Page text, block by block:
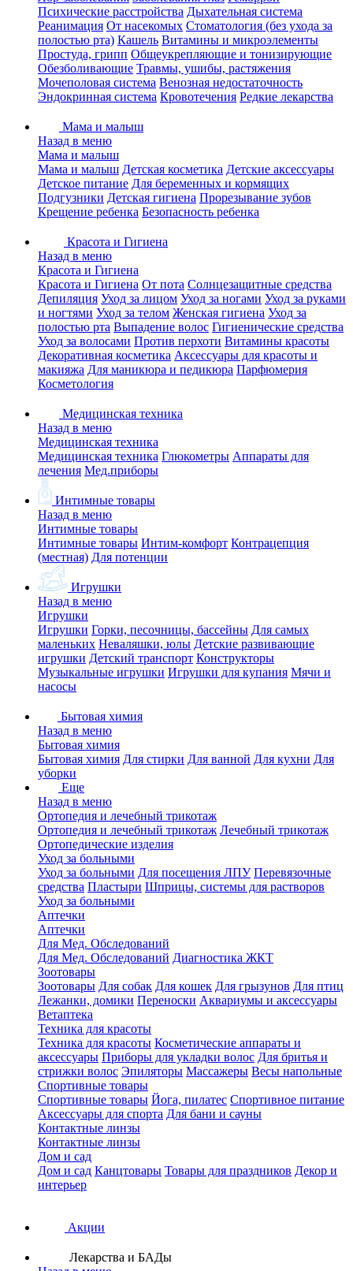
Психические расстройства Дыхательная система
Реанимация От насекомых Стоматология (без ухода за
полостью рта) Кашель Витамины и микроэлементы
Простуда, грипп Общеукрепляющие и тонизирующие
Обезболивающие Травмы, ушибы, растяжения
Мочеполовая система Венозная недостаточность
Эндокринная система Кровотечения Редкие лекарства
Мама и малыш
Назад в меню
Мама и малыш
Мама и малыш Детская косметика Детские аксессуары
Детское питание Для беременных и кормящих
Подгузники Детская гигиена Прорезывание зубов
Крещение ребенка Безопасность ребенка
Красота и Гигиена
Назад в меню
Красота и Гигиена
Красота и Гигиена От пота Солнцезащитные средства
Депиляция Уход за лицом Уход за ногами Уход за руками
и ногтями Уход за телом Женская гигиена Уход за
полостью рта Выпадение волос Гигиенические средства
Уход за волосами Против перхоти Витамины красоты
Декоративная косметика Аксессуары для красоты и
макияжа Для маникюра и педикюра Парфюмерия
Косметология
Медицинская техника
Назад в меню
Медицинская техника
Медицинская техника Глюкометры Аппараты для
лечения Мед.приборы
Интимные товары
Назад в меню
Интимные товары
Интимные товары Интим-комфорт Контрацепция
(местная) Для потенции
Игрушки
Назад в меню
Игрушки
Игрушки Горки, песочницы, бассейны Для самых
маленьких Неваляшки, юлы Детские развивающие
игрушки Детский транспорт Конструкторы
Музыкальные игрушки Игрушки для купания Мячи и
насосы
Бытовая химия
Назад в меню
Бытовая химия
Бытовая химия Для стирки Для ванной Для кухни Для
уборки
Еще
Назад в меню
Ортопедия и лечебный трикотаж
Ортопедия и лечебный трикотаж Лечебный трикотаж
Ортопедические изделия
Уход за больными
Уход за больными Для посещения ЛПУ Перевязочные
средства Пластыри Шприцы, системы для растворов
Уход за больными
Аптечки
Аптечки
Для Мед. Обследований
Для Мед. Обследований Диагностика ЖКТ
Зоотовары
Зоотовары Для собак Для кошек Для грызунов Для птиц
Лежанки, домики Переноски Аквариумы и аксессуары
Ветаптека
Техника для красоты
Техника для красоты Косметические аппараты и
аксессуары Приборы для укладки волос Для бритья и
стрижки волос Эпиляторы Массажеры Весы напольные
Спортивные товары
Спортивные товары Йога, пилатес Спортивное питание
Аксессуары для спорта Для бани и сауны
Контактные линзы
Контактные линзы
Дом и сад
Дом и сад Канцтовары Товары для праздников Декор и
интерьер
Акции
Лекарства и БАДы